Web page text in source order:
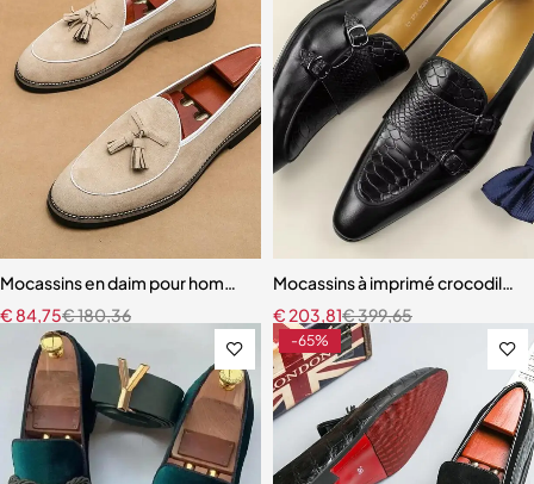
Mocassins en daim pour hommes, marque de luxe
€180,36
€ 84,75
Mocassins à imprimé crocodile
€399,65
€203,81
-65%